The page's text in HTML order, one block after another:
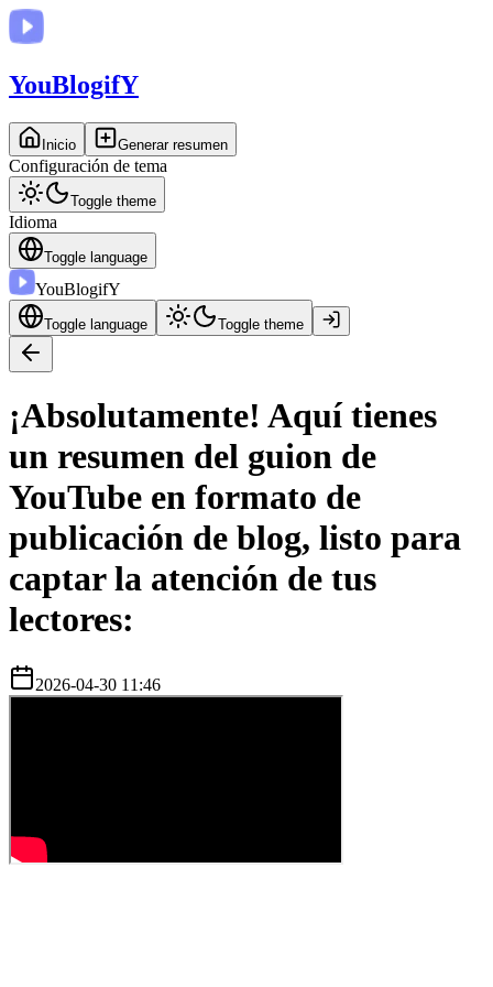
YouBlogifY
Inicio Generar resumen
Configuración de tema
Toggle theme
Idioma
Toggle language
YouBlogifY
Toggle language Toggle theme
¡Absolutamente! Aquí tienes
un resumen del guion de
YouTube en formato de
publicación de blog, listo para
captar la atención de tus
lectores:
2026-04-30 11:46